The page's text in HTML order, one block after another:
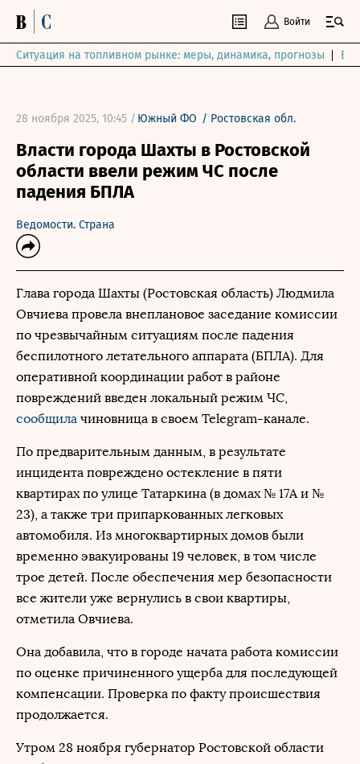
Войти
Ситуация на топливном рынке: меры, динамика, прогнозы
28 ноября 2025, 10:45 / Южный ФО / Ростовская обл.
Власти города Шахты в Ростовской
области ввели режим ЧС после
падения БПЛА
Ведомости. Страна
Глава города Шахты (Ростовская область) Людмила
Овчиева провела внеплановое заседание комиссии
по чрезвычайным ситуациям после падения
беспилотного летательного аппарата (БПЛА). Для
оперативной координации работ в районе
повреждений введен локальный режим ЧС,
сообщила чиновница в своем Telegram-канале.
По предварительным данным, в результате
инцидента повреждено остекление в пяти
квартирах по улице Татаркина (в домах № 17А и №
23), а также три припаркованных легковых
автомобиля. Из многоквартирных домов были
временно эвакуированы 19 человек, в том числе
трое детей. После обеспечения мер безопасности
все жители уже вернулись в свои квартиры,
отметила Овчиева.
Она добавила, что в городе начата работа комиссии
по оценке причиненного ущерба для последующей
компенсации. Проверка по факту происшествия
продолжается.
Утром 28 ноября губернатор Ростовской области